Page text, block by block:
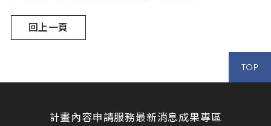
回上一頁
TOP
計畫內容申請服務最新消息成果專區